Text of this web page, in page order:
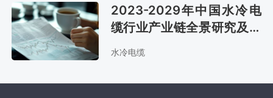
2023-2029年中国水冷电
缆行业产业链全景研究及市
场趋势预测报告
水冷电缆